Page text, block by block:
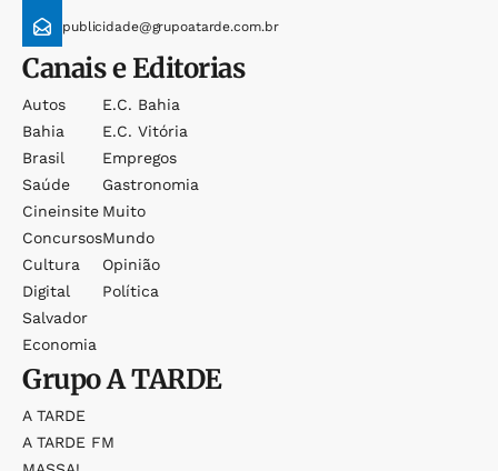
publicidade@grupoatarde.com.br
Canais e Editorias
Autos
Bahia
Brasil
Saúde
Cineinsite
Concursos
Cultura
Digital
Salvador
Economia
E.c. Bahia
E.c. Vitória
Empregos
Gastronomia
Muito
Mundo
Opinião
Política
GrupoA TARDE
A TARDE
A TARDE FM